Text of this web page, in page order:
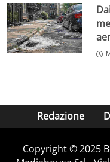
Redazione
Copyright © 2025